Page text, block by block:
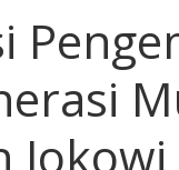
Jokowi